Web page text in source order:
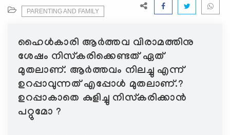
v
g
a
t
i
o
PARENTING AND FAMILY
ഹൈള്‍കാരി ആര്‍ത്തവ വിരാമത്തിനു
ശേഷം നിസ്കരിക്കെണ്ടത് ഏത്
മുതലാണ്‌. ആര്‍ത്തവം നിലച്ചു എന്ന്
ഉറപ്പാവുന്നത് എപ്പോള്‍ മുതലാണ്‌.?
ഉറപ്പാകാതെ കുളിച്ചു നിസ്കരിക്കാന്‍
പറ്റുമോ ?